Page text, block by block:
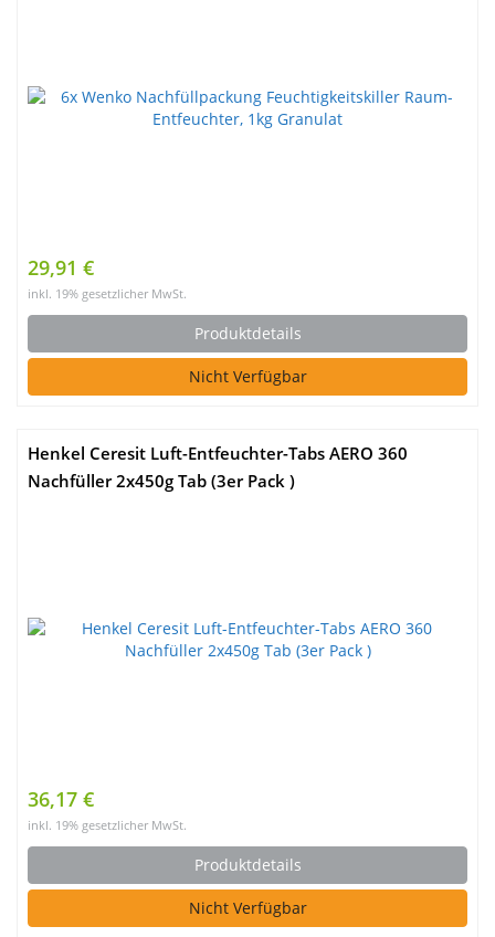
29,91 €
inkl. 19% gesetzlicher MwSt.
Produktdetails
Nicht Verfügbar
Henkel Ceresit Luft-Entfeuchter-Tabs AERO 360
Nachfüller 2x450g Tab (3er Pack )
36,17 €
inkl. 19% gesetzlicher MwSt.
Produktdetails
Nicht Verfügbar